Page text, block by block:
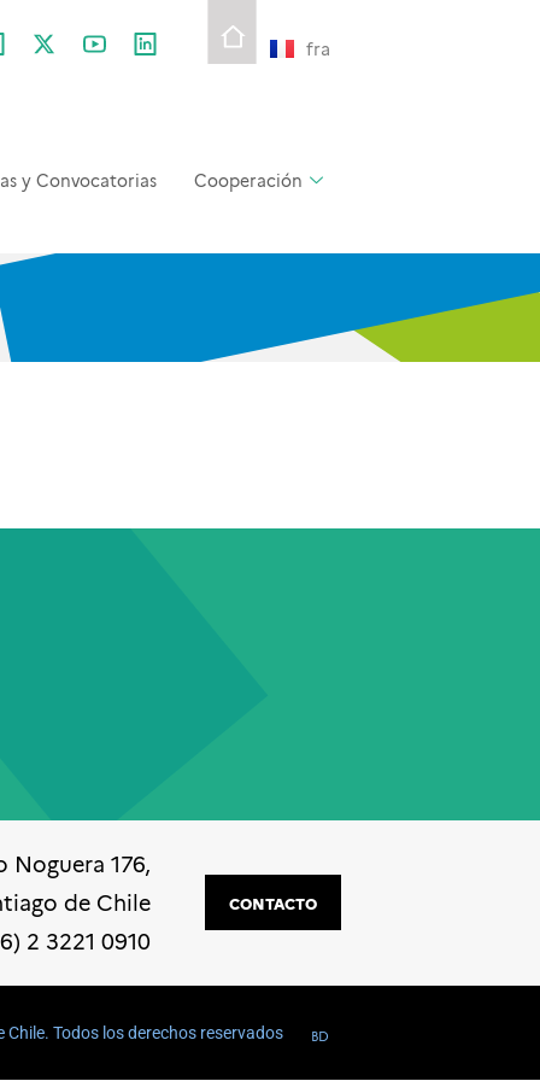
fra
y Convocatorias Cooperación
Noguera 176,
de Chile
2 3221 0910
CONTACTO
Todos los derechos reservados BD